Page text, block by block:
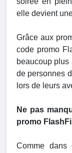
elle devient
Grâce aux
code promo
beaucoup
de personnes
lors de leurs
Ne pas
promo
Comme dans